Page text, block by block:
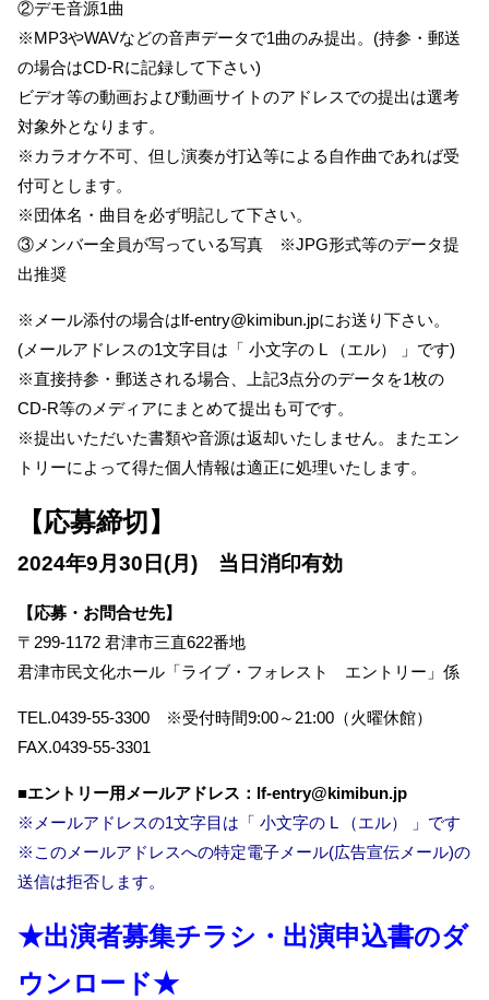
②デモ音源1曲
※MP3やWAVなどの音声データで1曲のみ提出。(持参・郵送
の場合はCD-Rに記録して下さい)
ビデオ等の動画および動画サイトのアドレスでの提出は選考
対象外となります。
※カラオケ不可、但し演奏が打込等による自作曲であれば受
付可とします。
※団体名・曲目を必ず明記して下さい。
③メンバー全員が写っている写真 ※JPG形式等のデータ提
出推奨
※メール添付の場合はlf-entry@kimibun.jpにお送り下さい。
(メールアドレスの1文字目は「 小文字の L （エル） 」です)
※直接持参・郵送される場合、上記3点分のデータを1枚の
CD-R等のメディアにまとめて提出も可です。
※提出いただいた書類や音源は返却いたしません。またエン
トリーによって得た個人情報は適正に処理いたします。
【応募締切】
2024年9月30日(月) 当日消印有効
【応募・お問合せ先】
〒299-1172 君津市三直622番地
君津市民文化ホール「ライブ・フォレスト エントリー」係
TEL.0439-55-3300 ※受付時間9:00～21:00（火曜休館）
FAX.0439-55-3301
■エントリー用メールアドレス：lf-entry@kimibun.jp
※メールアドレスの1文字目は「 小文字の L （エル） 」です
※このメールアドレスへの特定電子メール(広告宣伝メール)の
送信は拒否します。
★出演者募集チラシ・出演申込書のダ
ウンロード★